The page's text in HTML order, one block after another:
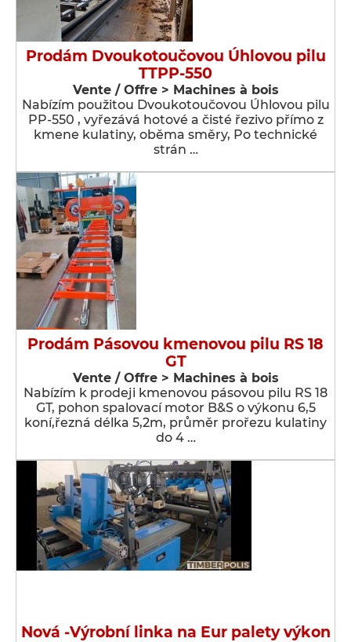
Prodám Dvoukotoučovou Úhlovou pilu
TTPP-550
Vente / Offre > Machines à bois
Nabízím použitou Dvoukotoučovou Úhlovou pilu
PP-550 , vyřezává hotové a čisté řezivo přímo z
kmene kulatiny, oběma směry, Po technické
strán …
Prodám Pásovou kmenovou pilu RS 18
GT
Vente / Offre > Machines à bois
Nabízím k prodeji kmenovou pásovou pilu RS 18
GT, pohon spalovací motor B&S o výkonu 6,5
koní,řezná délka 5,2m, průměr prořezu kulatiny
do 4 …
Nová -Výrobní linka na Eur palety výkon